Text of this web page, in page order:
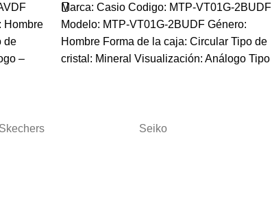
Hombre
de
–
Marca: Casio Codigo: MTP-VT01G-2BUDF
Modelo: MTP-VT01G-2BUDF Género:
Hombre Forma de la caja: Circular Tipo de
cristal: Mineral Visualización: Análogo Tipo
Skechers Seiko